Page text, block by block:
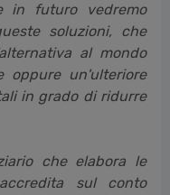
in futuro vedremo
soluzioni, che
al mondo
oppure un'ulteriore
in grado di ridurre
che elabora le
sul conto